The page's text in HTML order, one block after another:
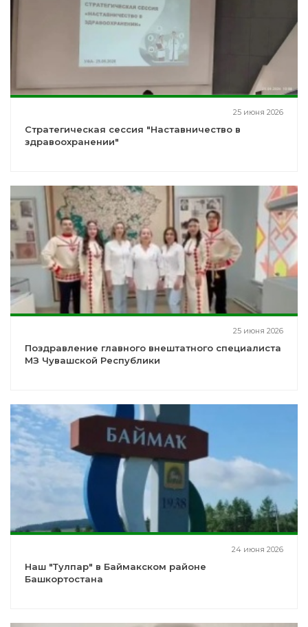
25 июня 2026
Стратегическая сессия "Наставничество в
здравоохранении"
25 июня 2026
Поздравление главного внештатного специалиста
МЗ Чувашской Республики
24 июня 2026
Наш "Тулпар" в Баймакском районе
Башкортостана